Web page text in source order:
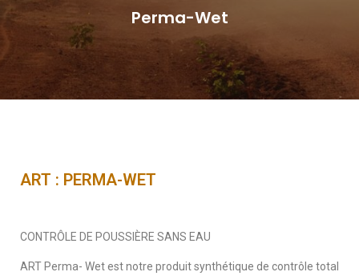
Perma-Wet
ART : PERMA-WET
CONTRÔLE DE POUSSIÈRE SANS EAU
ART Perma- Wet est notre produit synthétique de contrôle total